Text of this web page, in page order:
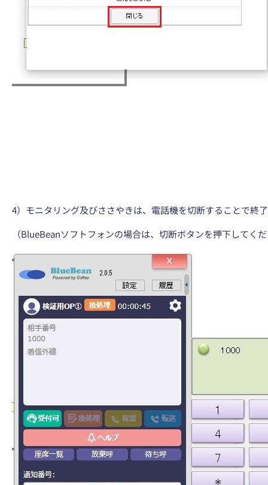
4）モニタリング及びささやきは、電話機を切断することで終
（BlueBeanソフトフォンの場合は、切断ボタンを押下してく